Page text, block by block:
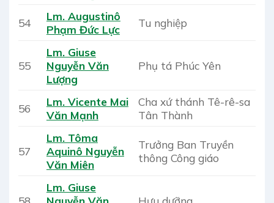
54
Lm. Augustinô
Phạm Đức Lực
Tu nghiệp
55
Lm. Giuse
Nguyễn Văn
Lượng
Phụ tá Phúc Yên
56
Lm. Vicente Mai
Văn Mạnh
Cha xứ thánh Tê-rê-sa
Tân Thành
57
Lm. Tôma
Aquinô Nguyễn
Văn Miên
Trưởng Ban Truyền
thông Công giáo
Lm. Giuse